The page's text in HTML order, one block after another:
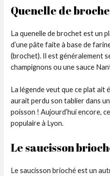
Quenelle de
La quenelle de brochet est un
d’une pâte faite à base de
(brochet). Il est généralement
champignons ou une sauce
La légende veut que ce plat ait
aurait perdu son tablier dans
poisson ! Aujourd’hui encore,
populaire à Lyon.
Le saucisson
Le saucisson brioché est un